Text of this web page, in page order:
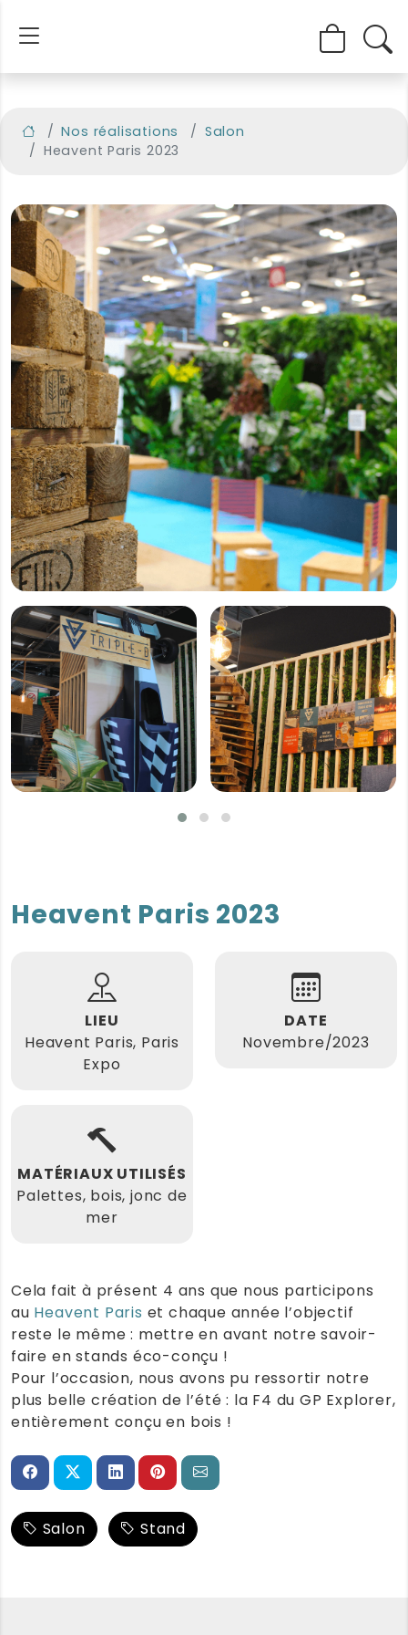
Nos réalisations
Salon
Heavent Paris 2023
Heavent Paris 2023
LIEU
Heavent Paris, Paris
Expo
DATE
Novembre/2023
MATÉRIAUX UTILISÉS
Palettes, bois, jonc de
mer
Cela fait à présent 4 ans que nous participons
au Heavent Paris et chaque année l’objectif
reste le même : mettre en avant notre savoir-
faire en stands éco-conçu !
Pour l’occasion, nous avons pu ressortir notre
plus belle création de l’été : la F4 du GP Explorer,
entièrement conçu en bois !
Salon Stand